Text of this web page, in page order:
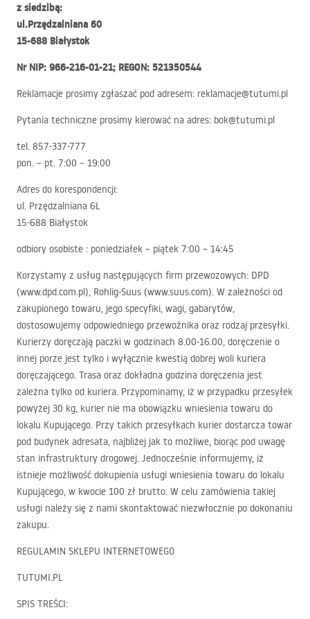
z siedzibą:
ul.Przędzalniana 60
15-688 Białystok
Nr NIP: 966-216-01-21; REGON: 521350544
Reklamacje prosimy zgłaszać pod adresem: reklamacje@tutumi.pl
Pytania techniczne prosimy kierować na adres: bok@tutumi.pl
tel. 857-337-777
pon. – pt. 7:00 – 19:00
Adres do korespondencji:
ul. Przędzalniana 6L
15-688 Białystok
odbiory osobiste : poniedziałek – piątek 7:00 – 14:45
Korzystamy z usług następujących firm przewozowych: DPD
(www.dpd.com.pl), Rohlig-Suus (www.suus.com). W zależności od
zakupionego towaru, jego specyfiki, wagi, gabarytów,
dostosowujemy odpowiedniego przewoźnika oraz rodzaj przesyłki.
Kurierzy doręczają paczki w godzinach 8.00-16.00, doręczenie o
innej porze jest tylko i wyłącznie kwestią dobrej woli kuriera
doręczającego. Trasa oraz dokładna godzina doręczenia jest
zależna tylko od kuriera. Przypominamy, iż w przypadku przesyłek
powyżej 30 kg, kurier nie ma obowiązku wniesienia towaru do
lokalu Kupującego. Przy takich przesyłkach kurier dostarcza towar
pod budynek adresata, najbliżej jak to możliwe, biorąc pod uwagę
stan infrastruktury drogowej. Jednocześnie informujemy, iż
istnieje możliwość dokupienia usługi wniesienia towaru do lokalu
Kupującego, w kwocie 100 zł brutto. W celu zamówienia takiej
usługi należy się z nami skontaktować niezwłocznie po dokonaniu
zakupu.
REGULAMIN SKLEPU INTERNETOWEGO
TUTUMI.PL
SPIS TREŚCI: